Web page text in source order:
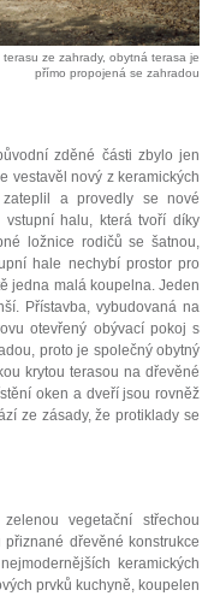
ze zahrady, obytná terasa je
přímo propojená se zahradou
zděné části zbylo jen
vestavěl nový z keramických
a provedly se nové
vstupní halu, která tvoří díky
ložnice rodičů se šatnou,
hale nechybí prostor pro
jedna malá koupelna. Jeden
Přístavba, vybudovaná na
otevřený obývací pokoj s
proto je společný obytný
krytou terasou na dřevěné
oken a dveří jsou rovněž
ze zásady, že protiklady se
vegetační střechou
dřevěné konstrukce
keramických
prvků kuchyně, koupelen